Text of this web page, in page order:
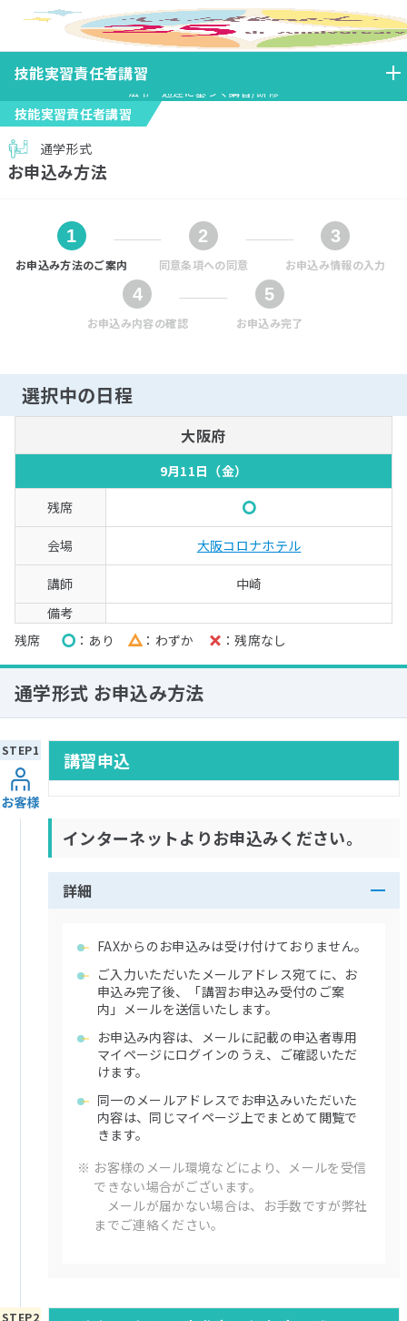
ホーム 技能実習責任者講習
技能実習責任者講習
法令・通達に基づく講習/研修
技能実習責任者講習
通学形式
お申込み方法
お申込み方法のご案内 同意条項への同意 お申込み情報の入力
お申込み内容の確認 お申込み完了
選択中の日程
大阪府
9月11日（金）
○
大阪コロナホテル
中崎
残席 ○ あり △ わずか × 残席なし
通学形式 お申込み方法
講習申込
インターネットよりお申込みください。
詳細
FAXからのお申込みは受け付けておりません。
ご入力いただいたメールアドレス宛てに、お
申込み完了後、「講習お申込み受付のご案
内」メールを送信いたします。
お申込み内容は、メールに記載の申込者専用
マイページにログインのうえ、ご確認いただ
けます。
同一のメールアドレスでお申込みいただいた
内容は、同じマイページ上でまとめて閲覧で
きます。
※ お客様のメール環境などにより、メールを受信
できない場合がございます。
メールが届かない場合は、お手数ですが弊社
までご連絡ください。